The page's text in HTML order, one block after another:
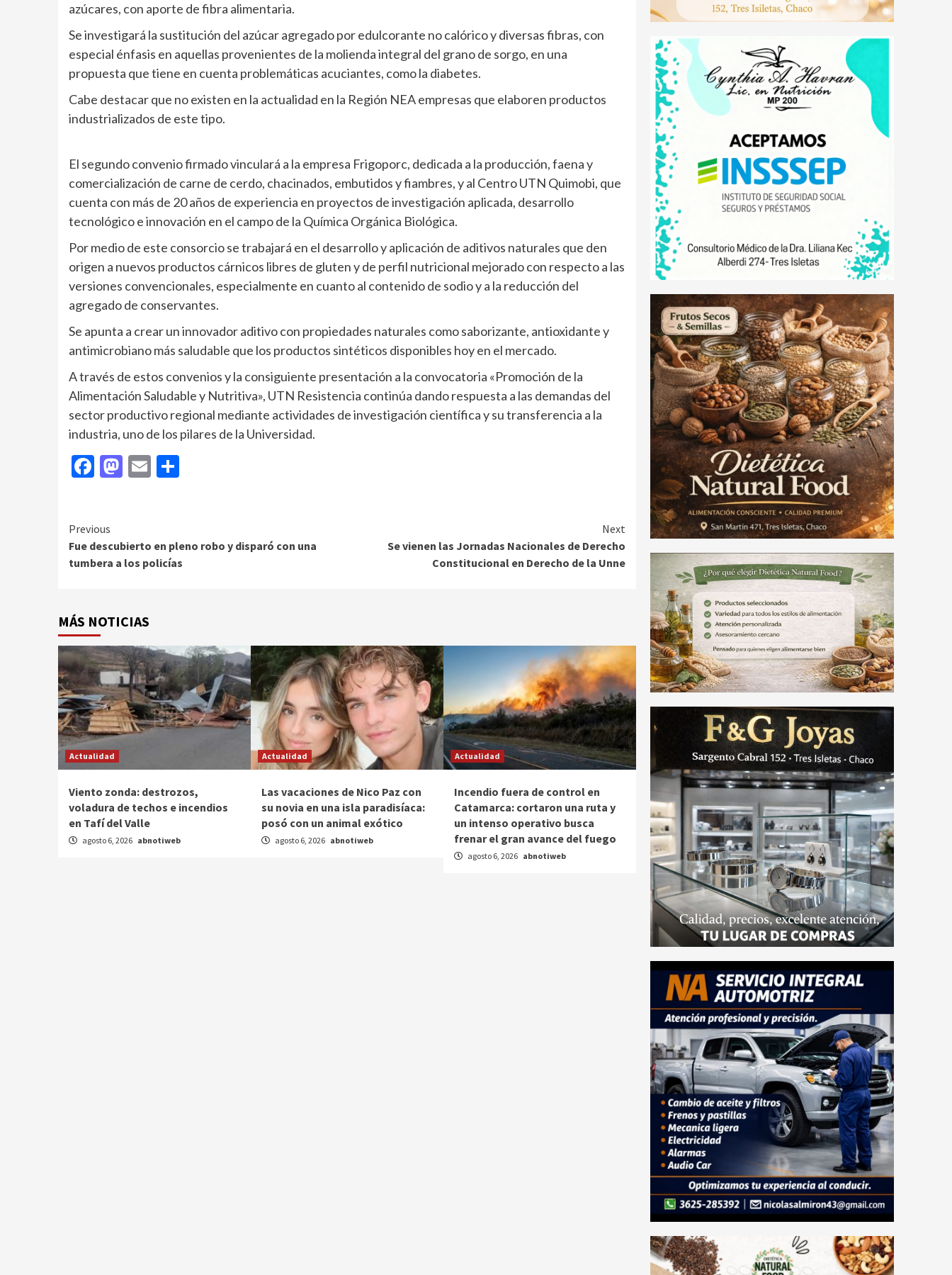
azúcares, con aporte de fibra alimentaria.
Se investigará la sustitución del azúcar agregado por edulcorante no calórico y diversas fibras, con
especial énfasis en aquellas provenientes de la molienda integral del grano de sorgo, en una
propuesta que tiene en cuenta problemáticas acuciantes, como la diabetes.
Cabe destacar que no existen en la actualidad en la Región NEA empresas que elaboren productos
industrializados de este tipo.
El segundo convenio firmado vinculará a la empresa Frigoporc, dedicada a la producción, faena y
comercialización de carne de cerdo, chacinados, embutidos y fiambres, y al Centro UTN Quimobi, que
cuenta con más de 20 años de experiencia en proyectos de investigación aplicada, desarrollo
tecnológico e innovación en el campo de la Química Orgánica Biológica.
Por medio de este consorcio se trabajará en el desarrollo y aplicación de aditivos naturales que den
origen a nuevos productos cárnicos libres de gluten y de perfil nutricional mejorado con respecto a las
versiones convencionales, especialmente en cuanto al contenido de sodio y a la reducción del
agregado de conservantes.
Se apunta a crear un innovador aditivo con propiedades naturales como saborizante, antioxidante y
antimicrobiano más saludable que los productos sintéticos disponibles hoy en el mercado.
A través de estos convenios y la consiguiente presentación a la convocatoria «Promoción de la
Alimentación Saludable y Nutritiva», UTN Resistencia continúa dando respuesta a las demandas del
sector productivo regional mediante actividades de investigación científica y su transferencia a la
industria, uno de los pilares de la Universidad.
Facebook
Mastodon
Email
Continue
Reading
Previous
Fue descubierto en pleno robo y disparó con una
tumbera a los policías
Next
Se vienen las Jornadas Nacionales de Derecho
Constitucional en Derecho de la Unne
MÁS NOTICIAS
Actualidad
Viento zonda: destrozos,
voladura de techos e incendios
en Tafí del Valle
agosto 6, 2026 abnotiweb
Actualidad
Las vacaciones de Nico Paz con
su novia en una isla paradisíaca:
posó con un animal exótico
agosto 6, 2026 abnotiweb
Actualidad
Incendio fuera de control en
Catamarca: cortaron una ruta y
un intenso operativo busca
frenar el gran avance del fuego
agosto 6, 2026 abnotiweb